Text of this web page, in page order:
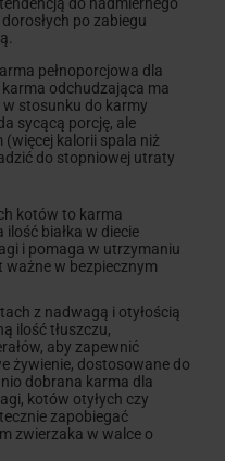
po zabiegu
pełnoporcjowa dla
odchudzająca ma
stosunku do karmy
sycącą porcję, ale
kalorii spala niż
do stopniowej utraty
kotów to karma
białka w diecie
i pomaga w utrzymaniu
ważne w bezpiecznym
z nadwagą i otyłością
ilość tłuszczu,
aby zapewnić
żywienie, dostosowane do
dobrana karma dla
kotów otyłych czy
zapobiegać
zwierzaka w walce o